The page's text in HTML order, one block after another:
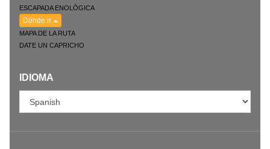
ESCAPADA ENOLÓGICA
Dónde ir
MAPA DE LA RUTA
DATE UN CAPRICHO
IDIOMA